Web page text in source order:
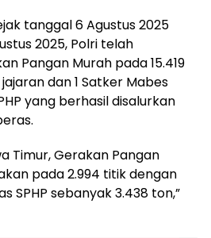
tanggal 6 Agustus 2025
2025, Polri telah
Pangan Murah pada 15.419
dan 1 Satker Mabes
yang berhasil disalurkan
Timur, Gerakan Pangan
pada 2.994 titik dengan
SPHP sebanyak 3.438 ton,”